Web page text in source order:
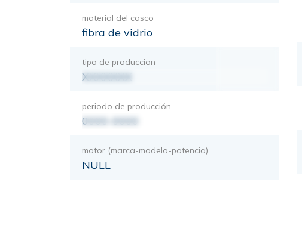
material del casco
fibra de vidrio
tipo de produccion
XXXXXXX
periodo de producción
0000-0000
motor (marca-modelo-potencia)
NULL